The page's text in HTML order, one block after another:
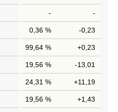
- -
0,36 % -0,23
99,64 % +0,23
19,56 % -13,01
24,31 % +11,19
19,56 % +1,43